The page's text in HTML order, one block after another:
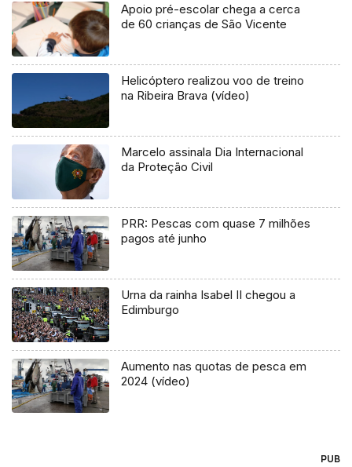
Apoio pré-escolar chega a cerca
de 60 crianças de São Vicente
Helicóptero realizou voo de treino
na Ribeira Brava (vídeo)
Marcelo assinala Dia Internacional
da Proteção Civil
PRR: Pescas com quase 7 milhões
pagos até junho
Urna da rainha Isabel II chegou a
Edimburgo
Aumento nas quotas de pesca em
2024 (vídeo)
PUB